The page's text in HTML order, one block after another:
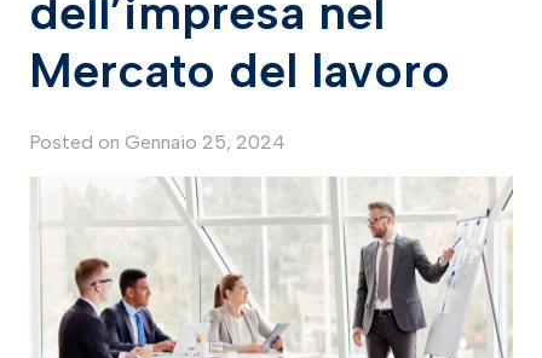
Mercato del lavoro
Posted on Gennaio 25, 2024